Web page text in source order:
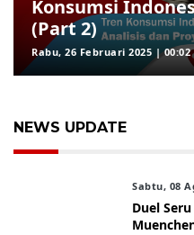
Konsumsi
(Part 2)
Rabu, 26 Februari 2025 | 00:02
NEWS UPDATE
Sabtu, 08
Duel